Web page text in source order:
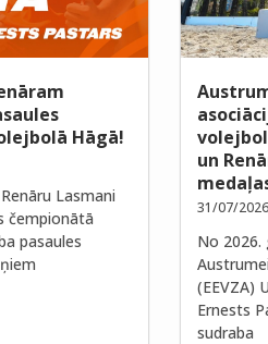
Hāgā!
Lasmani
čempionātā
pasaules
un
31/07/2026
No 2026.
(EEVZA)
Ernests
sudraba